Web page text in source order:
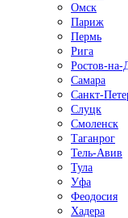
Омск
Париж
Пермь
Рига
Ростов-на-
Самара
Санкт-
Слуцк
Смоленск
Таганрог
Тель-Авив
Тула
Уфа
Феодосия
Хадера